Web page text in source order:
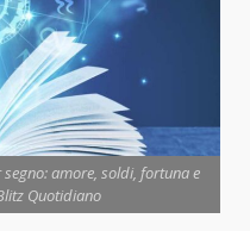
amore, soldi, fortuna e
Quotidiano